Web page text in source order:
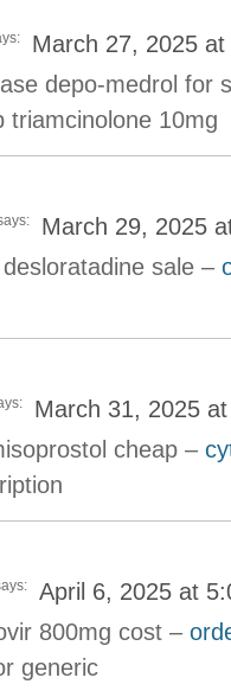
March 27, 2025
depo-medrol for
triamcinolone 10mg
March 29, 2025
sale –
March 31, 2025
cheap –
April 6, 2025 at
800mg cost –
generic